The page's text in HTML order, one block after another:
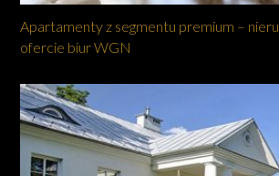
Apartamenty z segmentu premium –
ofercie biur WGN